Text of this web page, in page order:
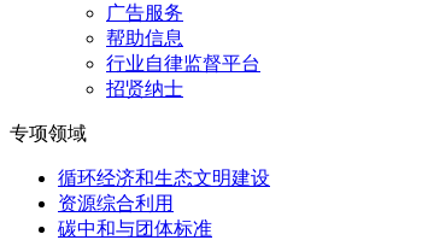
广告服务
帮助信息
行业自律监督平台
招贤纳士
专项领域
循环经济和生态文明建设
资源综合利用
碳中和与团体标准